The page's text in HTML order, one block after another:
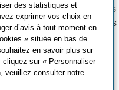
à créer des prompts
ou gagner du temps
et
des statistiques et
exprimer vos choix en
d’avis à tout moment en
» située en bas de
en savoir plus sur
sur « Personnaliser
veuillez consulter notre